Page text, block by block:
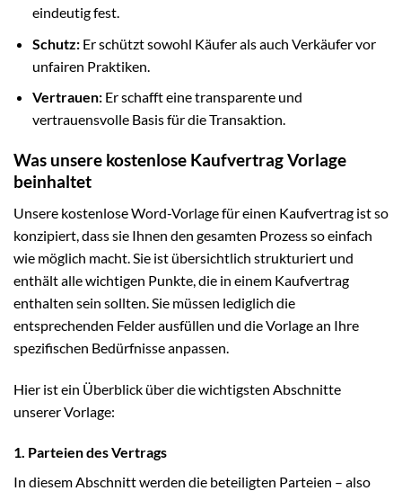
eindeutig fest.
Schutz:Er schützt sowohl Käufer als auch Verkäufer vor
unfairen Praktiken.
Vertrauen:Er schafft eine transparente und
vertrauensvolle Basis für die Transaktion.
Was unsere kostenlose Kaufvertrag Vorlage
beinhaltet
Unsere kostenlose Word-Vorlage für einen Kaufvertrag ist so
konzipiert, dass sie Ihnen den gesamten Prozess so einfach
wie möglich macht. Sie ist übersichtlich strukturiert und
enthält alle wichtigen Punkte, die in einem Kaufvertrag
enthalten sein sollten. Sie müssen lediglich die
entsprechenden Felder ausfüllen und die Vorlage an Ihre
spezifischen Bedürfnisse anpassen.
Hier ist ein Überblick über die wichtigsten Abschnitte
unserer Vorlage:
1. Parteien des Vertrags
In diesem Abschnitt werden die beteiligten Parteien – also